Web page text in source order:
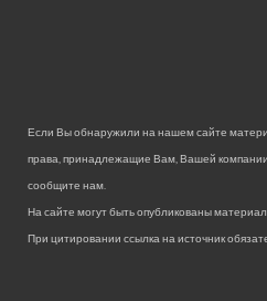
Если Вы обнаружили на нашем сайте
права, принадлежащие Вам, Вашей
сообщите нам.
На сайте могут быть опубликованы
При цитировании ссылка на источник